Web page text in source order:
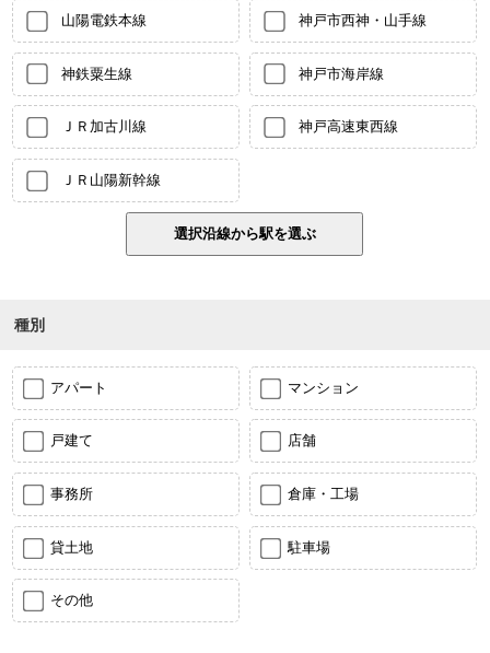
山陽電鉄本線 神戸市西神・山手線
神鉄粟生線 神戸市海岸線
ＪＲ加古川線 神戸高速東西線
ＪＲ山陽新幹線
種別
アパート マンション
戸建て 店舗
事務所 倉庫・工場
貸土地 駐車場
その他